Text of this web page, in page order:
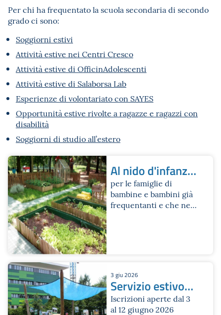
Per chi ha frequentato la scuola secondaria di secondo
grado ci sono:
Soggiorni estivi
Attività estive nei Centri Cresco
Attività estive di OfficinAdolescenti
Attività estive di Salaborsa Lab
Esperienze di volontariato con SAYES
Opportunità estive rivolte a ragazze e ragazzi con
disabilità
Soggiorni di studio all’estero
Al nido d'infanzia
per il mese di
luglio
per le famiglie di
bambine e bambini già
frequentanti e che ne
3 giu 2026
Servizio estivo
Nido Pollicino
Iscrizioni aperte dal 3
al 12 giugno 2026